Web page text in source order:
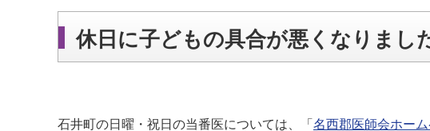
休日に子どもの具合が悪くなりまし
石井町の日曜・祝日の当番医については、「名西郡医師会ホー